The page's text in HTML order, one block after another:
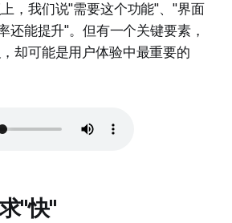
，我们说"需要这个功能"、"界面
还能提升"。但有一个关键要素，
却可能是用户体验中最重要的
"快"